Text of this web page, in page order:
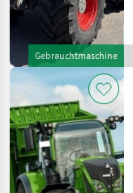
John Deere
New Holland
Steyr
Claas
Massey Ferguson
Gebrauchtmaschine